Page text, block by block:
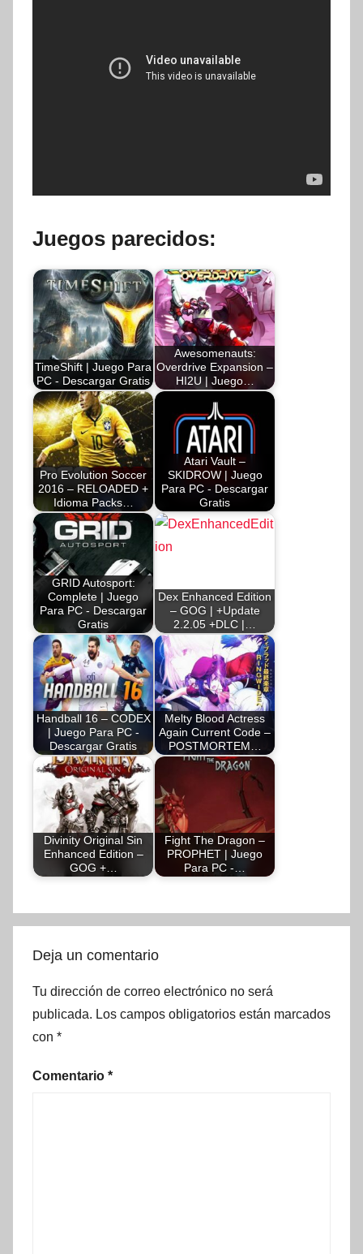
Juegos parecidos:
TimeShift | Juego Para
PC - Descargar Gratis
Awesomenauts:
Overdrive Expansion –
HI2U | Juego…
Pro Evolution Soccer
2016 – RELOADED +
Idioma Packs…
Atari Vault –
SKIDROW | Juego
Para PC - Descargar
Gratis
GRID Autosport:
Complete | Juego
Para PC - Descargar
Gratis
Dex Enhanced Edition
– GOG | +Update
2.2.05 +DLC |…
Handball 16 – CODEX
| Juego Para PC -
Descargar Gratis
Melty Blood Actress
Again Current Code –
POSTMORTEM…
Divinity Original Sin
Enhanced Edition –
GOG +…
Fight The Dragon –
PROPHET | Juego
Para PC -…
Deja un comentario
Tu dirección de correo electrónico no será
publicada. Los campos obligatorios están marcados
con *
Comentario *